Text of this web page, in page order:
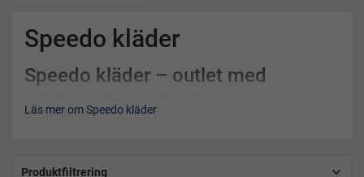
Speedo kläder
Speedo kläder – outlet med
träningskläder för simmare
poloshirts, shorts och linnen från ett av världens mest
Läs mer om Speedo kläder
Produktfiltrering